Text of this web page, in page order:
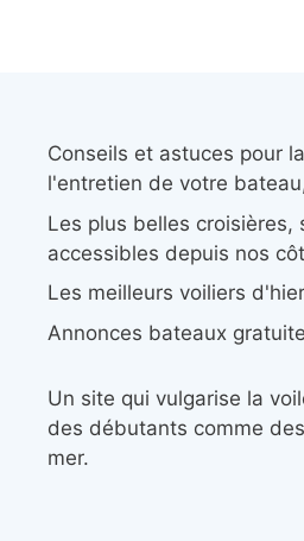
Conseils et astuces pour
l'entretien de votre
Les plus belles croisières,
accessibles depuis nos
Les meilleurs voiliers
Annonces bateaux
Un site qui vulgarise la
des débutants comme
mer.